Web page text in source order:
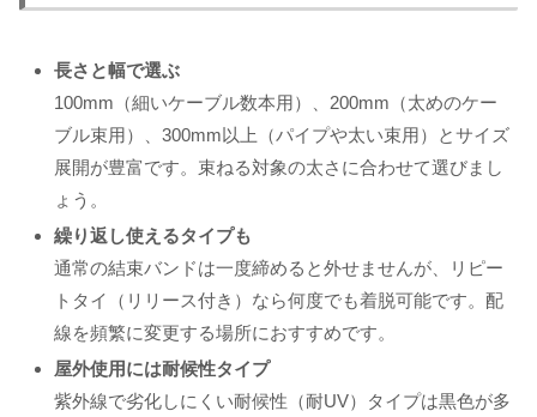
長さと幅で選ぶ
100mm（細いケーブル数本用）、200mm（太めのケー
ブル束用）、300mm以上（パイプや太い束用）とサイズ
展開が豊富です。束ねる対象の太さに合わせて選びまし
ょう。
繰り返し使えるタイプも
通常の結束バンドは一度締めると外せませんが、リピー
トタイ（リリース付き）なら何度でも着脱可能です。配
線を頻繁に変更する場所におすすめです。
屋外使用には耐候性タイプ
紫外線で劣化しにくい耐候性（耐UV）タイプは黒色が多